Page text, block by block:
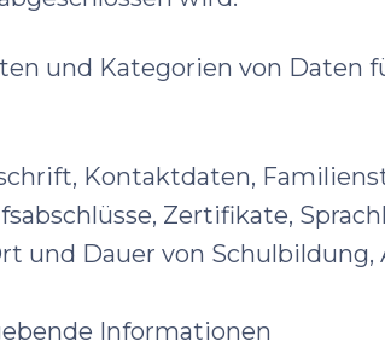
und Kategorien von Daten
Kontaktdaten,
Zertifikate,
und Dauer von
Informationen